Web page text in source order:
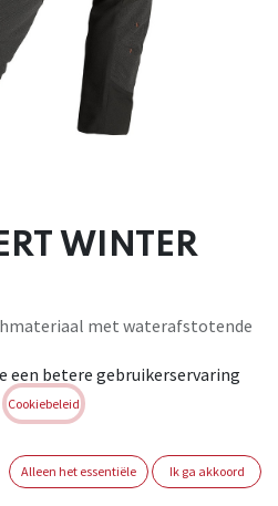
WINTER
met waterafstotende
drukknoop en ritssluiting,
op de knieën,
5% Spandex,
Verstevigingsstof: 100%
een betere gebruikerservaring
Cookiebeleid
Alleen het essentiële Ik ga akkoord